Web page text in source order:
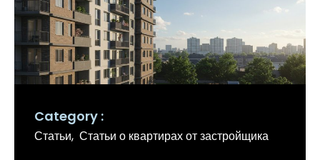
Category
Статьи Статьи о квартирах от застройщика